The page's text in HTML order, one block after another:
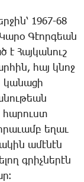
1967-68
­Գէոր­գեան
է ­Հայ­կա­նուշ
հայ կնոջ
կա­նա­ցի
ե­ղաւ
ա­մէ­նէն
գրիչ­նե­րէն